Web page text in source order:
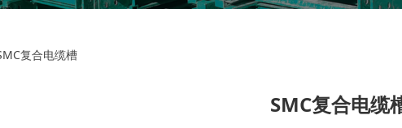
复合电缆槽
SMC复合电缆